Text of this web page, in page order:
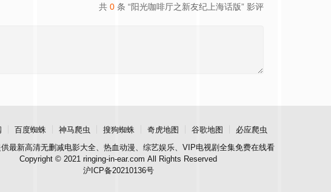
共 0 条 “阳光咖啡厅之新友纪上海话版” 影评
百度蜘蛛 神马爬虫 搜狗蜘蛛 奇虎地图 谷歌地图
必应爬虫
最新高清无删减电影大全、热血动漫、综艺娱乐、VIP电视剧全集免费在线看
Copyright © 2021 ringing-in-ear.com All Rights Reserved
沪ICP备20210136号